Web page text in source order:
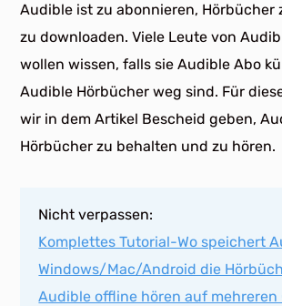
Audible ist zu abonnieren, Hörbücher
zu downloaden. Viele Leute von
wollen wissen, falls sie Audible Abo
Audible Hörbücher weg sind. Für
wir in dem Artikel Bescheid geben,
Hörbücher zu behalten und zu hören.
Nicht verpassen:
Komplettes Tutorial-Wo speichert
Windows/Mac/Android die
Audible offline hören auf mehreren